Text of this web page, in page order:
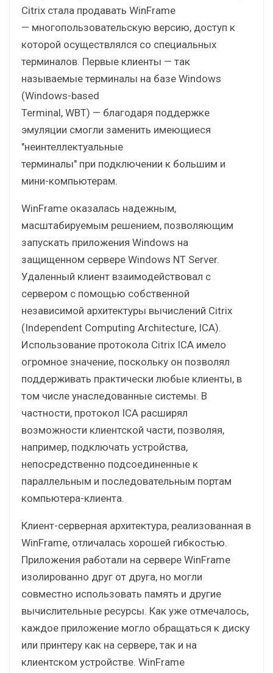
Citrix стала продавать WinFrame
— многопользовательскую версию, доступ к
которой осуществлялся со специальных
терминалов. Первые клиенты — так
называемые терминалы на базе Windows
(Windows-based
Terminal, WBT) — благодаря поддержке
эмуляции смогли заменить имеющиеся
"неинтеллектуальные
терминалы" при подключении к большим и
мини-компьютерам.
WinFrame оказалась надежным,
масштабируемым решением, позволяющим
запускать приложения Windows на
защищенном сервере Windows NT Server.
Удаленный клиент взаимодействовал с
сервером с помощью собственной
независимой архитектуры вычислений Citrix
(Independent Computing Architecture, ICA).
Использование протокола Citrix ICA имело
огромное значение, поскольку он позволял
поддерживать практически любые клиенты, в
том числе унаследованные системы. В
частности, протокол ICA расширял
возможности клиентской части, позволяя,
например, подключать устройства,
непосредственно подсоединенные к
параллельным и последовательным портам
компьютера-клиента.
Клиент-серверная архитектура, реализованная в
WinFrame, отличалась хорошей гибкостью.
Приложения работали на сервере WinFrame
изолированно друг от друга, но могли
совместно использовать память и другие
вычислительные ресурсы. Как уже отмечалось,
каждое приложение могло обращаться к диску
или принтеру как на сервере, так и на
клиентском устройстве. WinFrame